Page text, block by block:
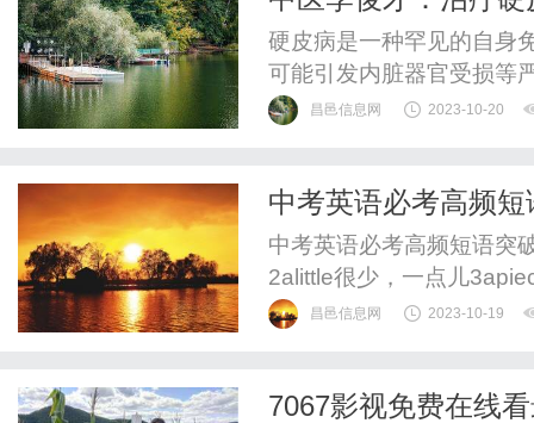
硬皮病是一种罕见的自身
可能引发内脏器官受损等
昌邑信息网 2023-10-20
中考英语必考高频
中考英语必考高频短语突
2alittle很少，一点儿
赞成某人5allkindsof各种
昌邑信息网 2023-10-19
7067影视免费在线